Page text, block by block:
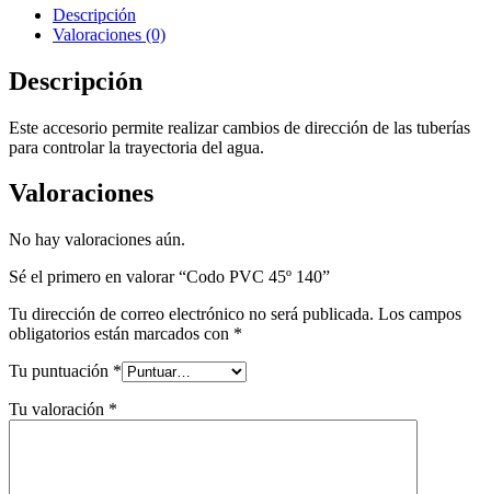
cantidad
Descripción
Valoraciones (0)
Descripción
Este accesorio permite realizar cambios de dirección de las tuberías
para controlar la trayectoria del agua.
Valoraciones
No hay valoraciones aún.
Sé el primero en valorar “Codo PVC 45º 140”
Tu dirección de correo electrónico no será publicada. Los campos
obligatorios están marcados con *
Tu puntuación *
Tu valoración *